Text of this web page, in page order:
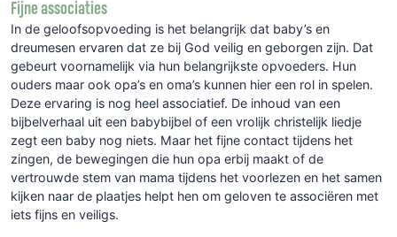
Fijne associaties
In de geloofsopvoeding is het belangrijk dat baby’s en
dreumesen ervaren dat ze bij God veilig en geborgen zijn. Dat
gebeurt voornamelijk via hun belangrijkste opvoeders. Hun
ouders maar ook opa’s en oma’s kunnen hier een rol in spelen.
Deze ervaring is nog heel associatief. De inhoud van een
bijbelverhaal uit een babybijbel of een vrolijk christelijk liedje
zegt een baby nog niets. Maar het fijne contact tijdens het
zingen, de bewegingen die hun opa erbij maakt of de
vertrouwde stem van mama tijdens het voorlezen en het samen
kijken naar de plaatjes helpt hen om geloven te associëren met
iets fijns en veiligs.